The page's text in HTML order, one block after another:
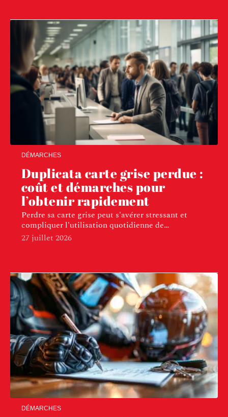
DÉMARCHES
Duplicata carte grise perdue :
coût et démarches pour
l’obtenir rapidement
Perdre sa carte grise peut s'avérer stressant et
compliquer l'utilisation quotidienne de…
27 juillet 2026
DÉMARCHES